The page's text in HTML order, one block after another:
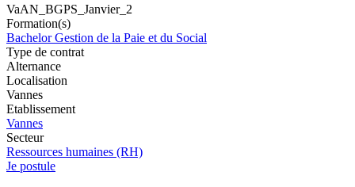
VaAN_BGPS_Janvier_2
Formation(s)
Bachelor Gestion de la Paie et du Social
Type de contrat
Alternance
Localisation
Vannes
Etablissement
Vannes
Secteur
Ressources humaines (RH)
Je postule